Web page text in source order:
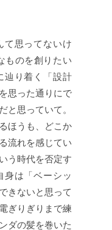
て思ってないけ
のを創りたい
辿り着く「設計
思った通りにで
と思っていて。
ほうも、どこか
流れを感じてい
う時代を否定す
身は「ベーシッ
きないと思って
ぎりぎりまで練
ダの髪を巻いた